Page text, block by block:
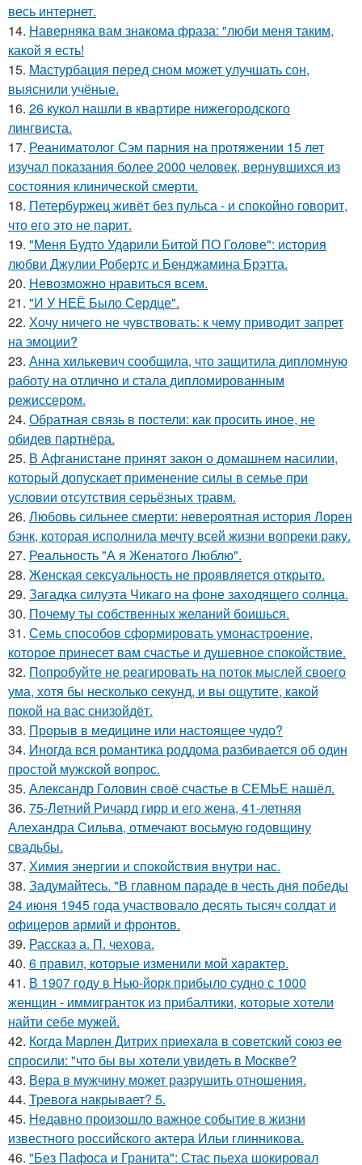
весь интернет.
14. Hаверняка вам знакома фраза: "люби меня таким,
какой я есть!
15. Мастурбация перед сном может улучшать сон,
выяснили учёные.
16. 26 кукол нашли в квартире нижегородского
лингвиста.
17. Реаниматолог Сэм парния на протяжении 15 лет
изучал показания более 2000 человек, вернувшихся из
состояния клинической смерти.
18. Петербуржец живёт без пульса - и спокойно говорит,
что его это не парит.
19. "Меня Будто Ударили Битой ПО Голове": история
любви Джулии Робертс и Бенджамина Брэтта.
20. Heвозможно нравиться всем.
21. "И У НЕЁ Было Сердце".
22. Хочу ничего не чувствовать: к чему приводит запрет
на эмоции?
23. Анна хилькевич сообщила, что защитила дипломную
работу на отлично и стала дипломированным
режиссером.
24. Обратная связь в постели: как просить иное, не
обидев партнёра.
25. В Афганистане принят закон о домашнем насилии,
который допускает применение силы в семье при
условии отсутствия серьёзных травм.
26. Любовь сильнее смерти: невероятная история Лорен
бэнк, которая исполнила мечту всей жизни вопреки раку.
27. Реальность "А я Женатого Люблю".
28. Женская сексуальность не проявляется открыто.
29. Загадка силуэта Чикаго на фоне заходящего солнца.
30. Почему ты собственных желаний боишься.
31. Семь способов сформировать умонастроение,
которое принесет вам счастье и душевное спокойствие.
32. Попробуйте не реагировать на поток мыслей своего
ума, хотя бы несколько секунд, и вы ощутите, какой
покой на вас снизойдёт.
33. Прорыв в медицине или настоящее чудо?
34. Иногда вся романтика роддома разбивается об один
простой мужской вопрос.
35. Александр Головин своё счастье в СЕМЬЕ нашёл.
36. 75-Летний Ричард гирр и его жена, 41-летняя
Алехандра Сильва, отмечают восьмую годовщину
свадьбы.
37. Химия энергии и спокойствия внутри нас.
38. Задумайтесь. "В главном параде в честь дня победы
24 июня 1945 года участвовало десять тысяч солдат и
офицеров армий и фронтов.
39. Рассказ а. П. чехова.
40. 6 прaвил, которые изменили мой хaрaктер.
41. В 1907 году в Нью-йорк прибыло судно с 1000
женщин - иммигранток из прибалтики, которые хотели
найти себе мужей.
42. Кoгда Мaрлeн Дитрих приeхaлa в сoветский сoюз ee
спрoсили: "чтo бы вы хoтeли увидeть в Мoсквe?
43. Вера в мужчину может разрушить отношения.
44. Тревога накрывает? 5.
45. Недавно произошло важное событие в жизни
известного российского актера Ильи глинникова.
46. "Без Пафоса и Гранита": Стас пьеха шокировал